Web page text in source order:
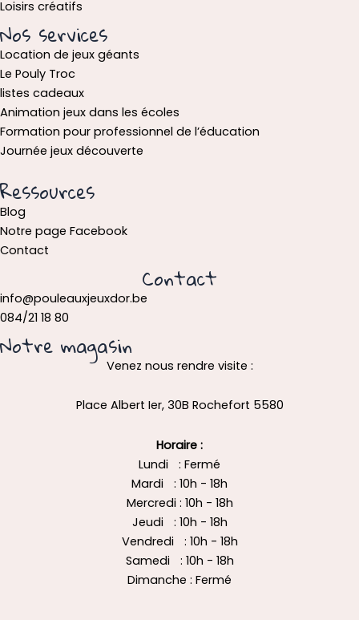
Loisirs créatifs
Nos services
Location de jeux géants
Le Pouly Troc
listes cadeaux
Animation jeux dans les écoles
Formation pour professionnel de l’éducation
Journée jeux découverte
Ressources
Blog
Notre page Facebook
Contact
Contact
info@pouleauxjeuxdor.be
084/21 18 80
Notre magasin
Venez nous rendre visite :
Place Albert Ier, 30B Rochefort 5580
Horaire :
Lundi : Fermé
Mardi : 10h - 18h
Mercredi : 10h - 18h
Jeudi : 10h - 18h
Vendredi : 10h - 18h
Samedi : 10h - 18h
Dimanche : Fermé